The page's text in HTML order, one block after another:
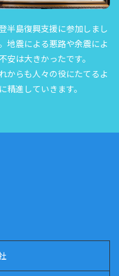
半島復興支援に参加しまし
地震による悪路や余震によ
安は大きかったです。
からも人々の役にたてるよ
精進していきます。